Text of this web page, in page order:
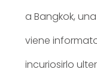
a Bangkok,
viene
incuriosirlo